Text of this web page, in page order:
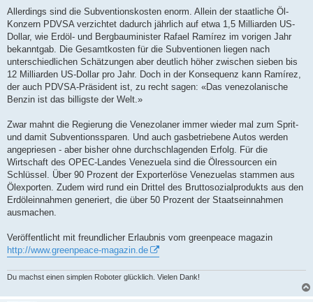
Allerdings sind die Subventionskosten enorm. Allein der staatliche Öl-
Konzern PDVSA verzichtet dadurch jährlich auf etwa 1,5 Milliarden US-
Dollar, wie Erdöl- und Bergbauminister Rafael Ramírez im vorigen Jahr
bekanntgab. Die Gesamtkosten für die Subventionen liegen nach
unterschiedlichen Schätzungen aber deutlich höher zwischen sieben bis
12 Milliarden US-Dollar pro Jahr. Doch in der Konsequenz kann Ramírez,
der auch PDVSA-Präsident ist, zu recht sagen: «Das venezolanische
Benzin ist das billigste der Welt.»
Zwar mahnt die Regierung die Venezolaner immer wieder mal zum Sprit-
und damit Subventionssparen. Und auch gasbetriebene Autos werden
angepriesen - aber bisher ohne durchschlagenden Erfolg. Für die
Wirtschaft des OPEC-Landes Venezuela sind die Ölressourcen ein
Schlüssel. Über 90 Prozent der Exporterlöse Venezuelas stammen aus
Ölexporten. Zudem wird rund ein Drittel des Bruttosozialprodukts aus den
Erdöleinnahmen generiert, die über 50 Prozent der Staatseinnahmen
ausmachen.
Veröffentlicht mit freundlicher Erlaubnis vom greenpeace magazin
http://www.greenpeace-magazin.de
Du machst einen simplen Roboter glücklich. Vielen Dank!